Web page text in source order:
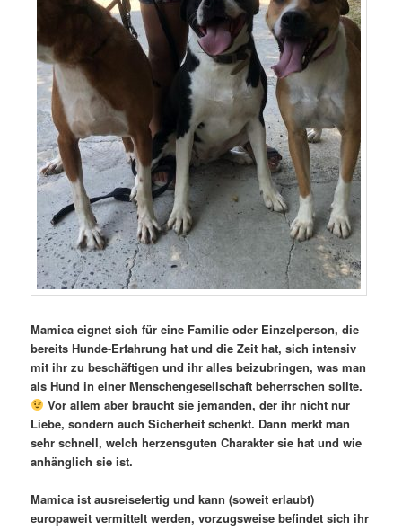
Mamica eignet sich für eine Familie oder Einzelperson, die
bereits Hunde-Erfahrung hat und die Zeit hat, sich intensiv
mit ihr zu beschäftigen und ihr alles beizubringen, was man
als Hund in einer Menschengesellschaft beherrschen sollte.
Vor allem aber braucht sie jemanden, der ihr nicht nur
Liebe, sondern auch Sicherheit schenkt. Dann merkt man
sehr schnell, welch herzensguten Charakter sie hat und wie
anhänglich sie ist.
Mamica ist ausreisefertig und kann (soweit erlaubt)
europaweit vermittelt werden, vorzugsweise befindet sich ihr